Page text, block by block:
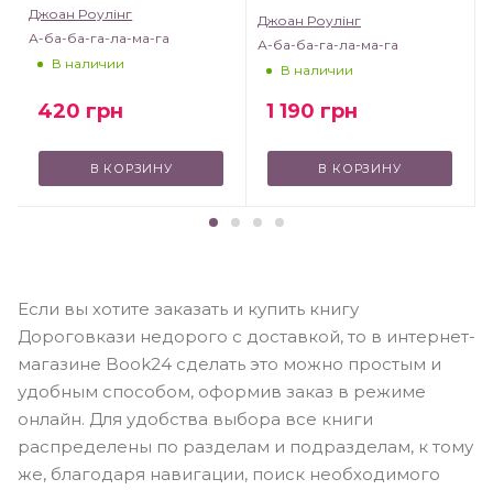
Джоан Роулінг
А-ба-ба-га-ла-ма-га
В наличии
420 грн
В КОРЗИНУ
Джоан Роулінг
А-ба-ба-га-ла-ма-га
В наличии
1 190 грн
В КОРЗИНУ
Если вы хотите заказать и купить книгу
Дороговкази недорого с доставкой, то в интернет-
магазине Book24 сделать это можно простым и
удобным способом, оформив заказ в режиме
онлайн. Для удобства выбора все книги
распределены по разделам и подразделам, к тому
же, благодаря навигации, поиск необходимого